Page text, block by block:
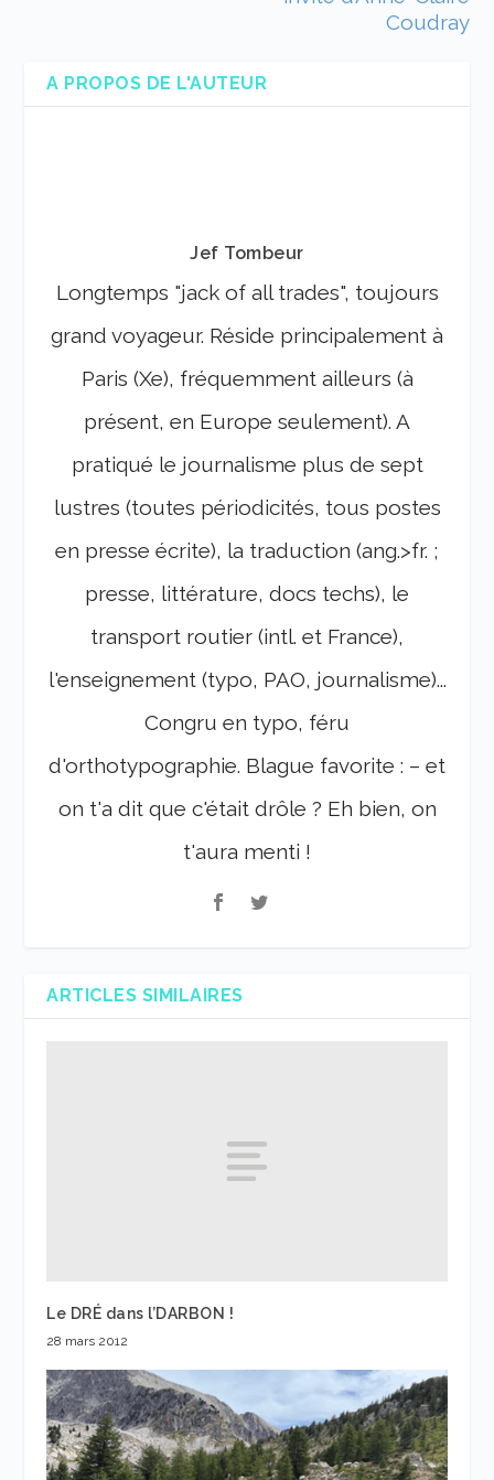
Coudray
A PROPOS DE L'AUTEUR
Jef Tombeur
Longtemps "jack of all trades", toujours
grand voyageur. Réside principalement à
Paris (Xe), fréquemment ailleurs (à
présent, en Europe seulement). A
pratiqué le journalisme plus de sept
lustres (toutes périodicités, tous postes
en presse écrite), la traduction (ang.>fr. ;
presse, littérature, docs techs), le
transport routier (intl. et France),
l'enseignement (typo, PAO, journalisme)...
Congru en typo, féru
d'orthotypographie. Blague favorite : – et
on t'a dit que c'était drôle ? Eh bien, on
t'aura menti !
ARTICLES SIMILAIRES
Le DRÉ dans l’DARBON !
28 mars 2012